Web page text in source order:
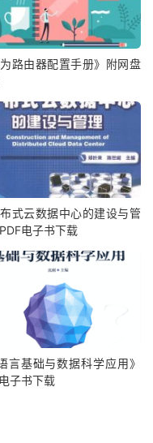
为路由器配置手册》附网盘
布式云数据中心的建设与管
电子书下载
言基础与数据科学应用》
子书下载